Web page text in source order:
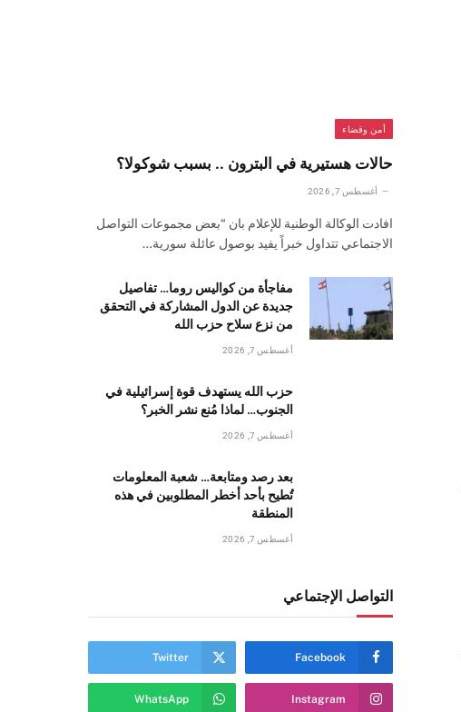
أمن وقضاء
حالات هستيرية في البترون .. بسبب شوكولا؟
أغسطس 7, 2026
افادت الوكالة الوطنية للإعلام بان “بعض مجموعات التواصل
الاجتماعي تتداول خبراً يفيد بوصول عائلة سورية…
مفاجأة من كواليس روما… تفاصيل
جديدة عن الدول المشاركة في التحقق
من نزع سلاح حزب الله
أغسطس 7, 2026
حزب الله يستهدف قوة إسرائيلية في
الجنوب… لماذا مُنع نشر الخبر؟
أغسطس 7, 2026
بعد رصد ومتابعة… شعبة المعلومات
تُطيح بأحد أخطر المطلوبين في هذه
المنطقة
أغسطس 7, 2026
التواصل الإجتماعي
Facebook
Twitter
Instagram
WhatsApp